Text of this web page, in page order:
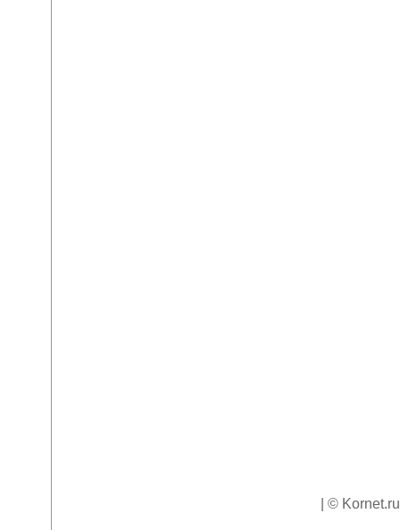
| ©